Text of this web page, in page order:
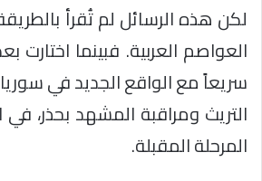
لكن هذه الرسائل لم تُقرأ
العواصم العربية. فبينما اختارت
سريعاً مع الواقع الجديد في
التريث ومراقبة المشهد بحذر، في
المرحلة المقبلة.